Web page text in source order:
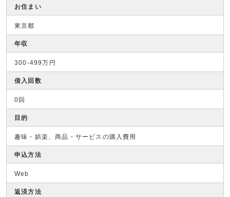
お住まい
東京都
年収
300-499万円
借入回数
0回
目的
趣味・娯楽、商品・サービスの購入費用
申込方法
Web
返済方法